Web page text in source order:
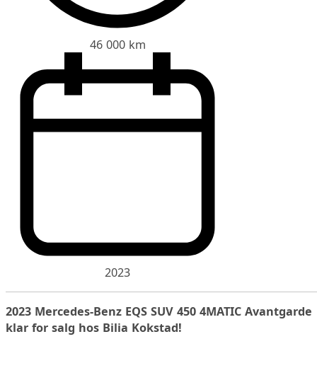
46 000 km
2023
2023 Mercedes-Benz EQS SUV 450 4MATIC Avantgarde
klar for salg hos Bilia Kokstad!